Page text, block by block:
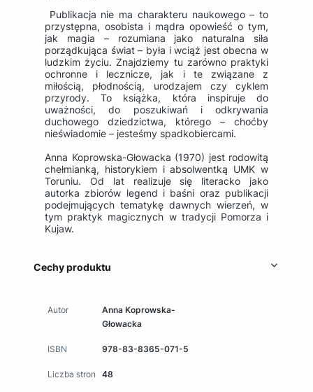
Publikacja nie ma charakteru naukowego – to
przystępna, osobista i mądra opowieść o tym,
jak magia – rozumiana jako naturalna siła
porządkująca świat – była i wciąż jest obecna w
ludzkim życiu. Znajdziemy tu zarówno praktyki
ochronne i lecznicze, jak i te związane z
miłością, płodnością, urodzajem czy cyklem
przyrody. To książka, która inspiruje do
uważności, do poszukiwań i odkrywania
duchowego dziedzictwa, którego – choćby
nieświadomie – jesteśmy spadkobiercami.
Anna Koprowska-Głowacka (1970) jest rodowitą
chełmianką, historykiem i absolwentką UMK w
Toruniu. Od lat realizuje się literacko jako
autorka zbiorów legend i baśni oraz publikacji
podejmujących tematykę dawnych wierzeń, w
tym praktyk magicznych w tradycji Pomorza i
Kujaw.
Cechy produktu
Autor
Anna Koprowska-
Głowacka
ISBN 978-83-8365-071-5
Liczba stron 48